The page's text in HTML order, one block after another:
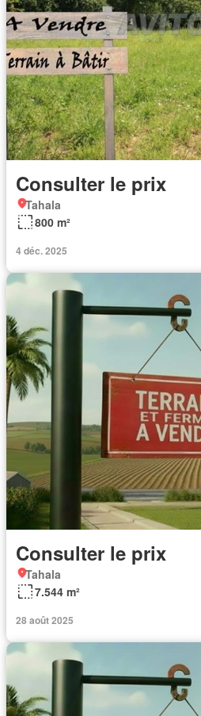
Consulter le prix
Tahala
800 m²
4 déc. 2025
Consulter le prix
Tahala
7.544 m²
28 août 2025